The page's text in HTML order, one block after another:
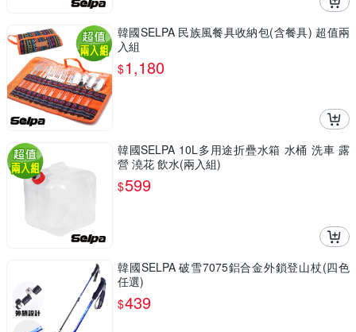
韓國SELPA 民族風餐具收納包(含餐具) 超值兩
入組
$1,180
韓國SELPA 10L多用途折疊水箱 水桶 洗車 露
營 澆花 飲水(兩入組)
$599
韓國SELPA 破雪7075鋁合金外鎖登山杖(四色
任選)
$439